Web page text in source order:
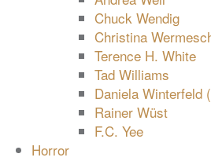
Chuck Wendig
Christina
Terence H. White
Tad Williams
Daniela Winterfeld
Rainer Wüst
F.C. Yee
Horror